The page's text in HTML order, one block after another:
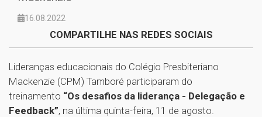
16.08.2022
COMPARTILHE NAS REDES SOCIAIS
Lideranças educacionais do Colégio Presbiteriano
Mackenzie (CPM) Tamboré participaram do
treinamento “Os desafios da liderança - Delegação e
Feedback”, na última quinta-feira, 11 de agosto.